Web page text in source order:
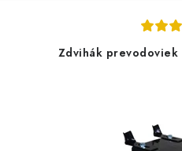
Zdvihák prevodoviek